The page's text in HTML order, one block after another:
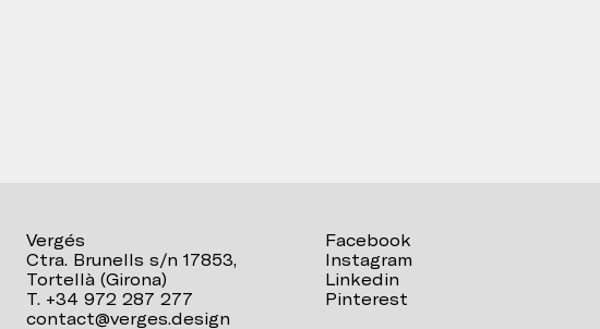
Vergés
Ctra. Brunells s/n 17853,
Tortellà (Girona)
T. +34 972 287 277
contact@verges.design
Facebook
Instagram
Linkedin
Pinterest